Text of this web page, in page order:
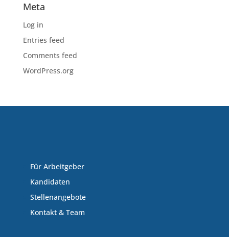
Meta
Log in
Entries feed
Comments feed
WordPress.org
Für Arbeitgeber
Kandidaten
Stellenangebote
Kontakt & Team